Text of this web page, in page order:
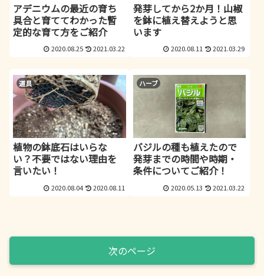
アデニウムの最近の育ち
具合と育ててわかった暫
定的な育て方をご紹介
2020.08.25 2021.03.22
発芽してから2か月！山椒
を鉢に植え替えようと思
います
2020.08.11 2021.03.29
道具
植物の鉢底石はいらな
い？不要ではない理由を
言いたい！
2020.08.04 2020.08.11
ハーブ
バジルの種も植えたので
発芽までの時間や時期・
条件についてご紹介！
2020.05.13 2021.03.22
次のページ